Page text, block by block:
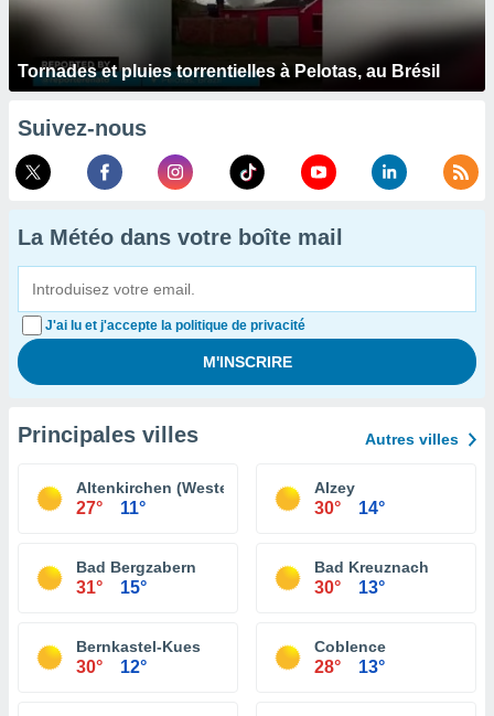
Tornades et pluies torrentielles à Pelotas, au Brésil
Suivez-nous
La Météo dans votre boîte mail
J'ai lu et j'accepte la politique de privacité
Principales villes Autres villes
Altenkirchen (Westerwald)
27° 11°
Alzey
30° 14°
Bad Bergzabern
31° 15°
Bad Kreuznach
30° 13°
Bernkastel-Kues
30° 12°
Coblence
28° 13°